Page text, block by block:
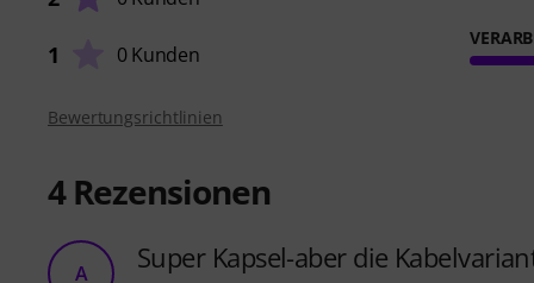
1 0 Kunden
Bewertungsrichtlinien
4Rezensionen
A Super Kapsel-aber die